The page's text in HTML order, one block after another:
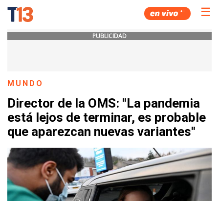
☰
PUBLICIDAD
MUNDO
Director de la OMS: "La pandemia
está lejos de terminar, es probable
que aparezcan nuevas variantes"